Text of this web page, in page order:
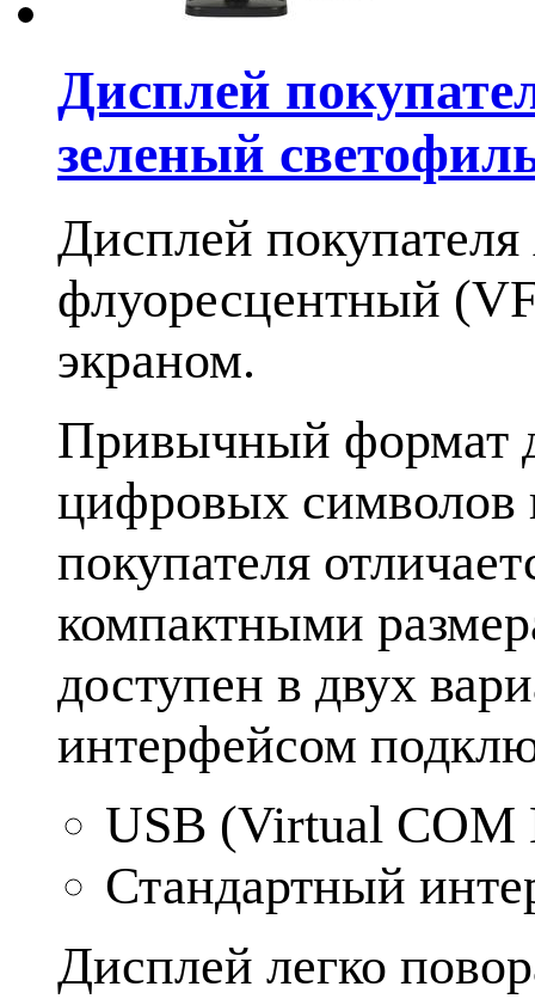
Дисплей
зеленый
Дисплей
флуоресцентный
экраном.
Привычный формат
цифровых символов
покупателя
компактными
доступен в двух
интерфейсом
USB (Virtual COM
Стандартный
Дисплей легко